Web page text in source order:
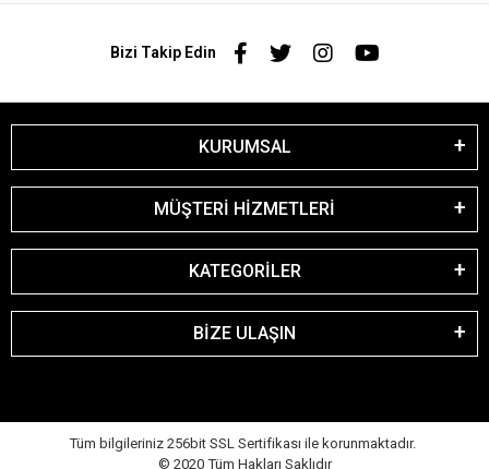
Bizi Takip Edin
KURUMSAL
MÜŞTERİ HİZMETLERİ
KATEGORİLER
BİZE ULAŞIN
Tüm bilgileriniz 256bit SSL Sertifikası ile korunmaktadır.
© 2020 Tüm Hakları Saklıdır